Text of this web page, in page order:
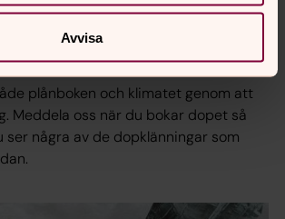
Avvisa
ska kunna växa i sin tro.
dopklänning?
plånboken och klimatet genom att
Meddela oss när du bokar dopet så
ser några av de dopklänningar som